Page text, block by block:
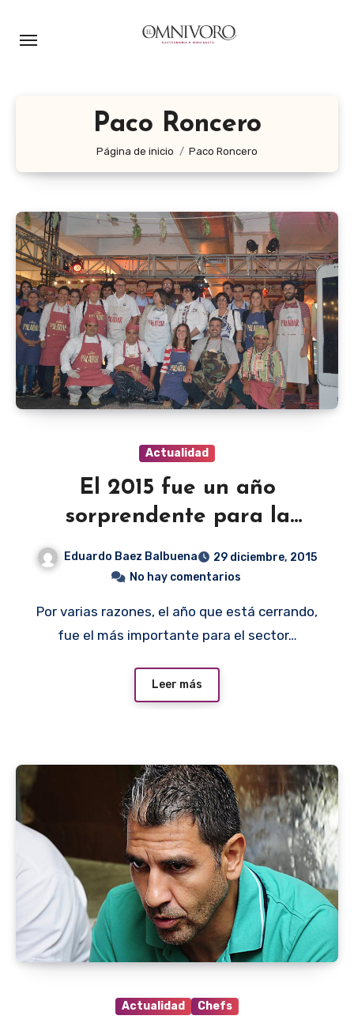
Paco Roncero
Página de inicio Paco Roncero
Actualidad
El 2015 fue un año
sorprendente para la
Eduardo Baez Balbuena
29 diciembre, 2015
No hay comentarios
Por varias razones, el año que está cerrando,
fue el más importante para el sector…
Leer más
Actualidad Chefs